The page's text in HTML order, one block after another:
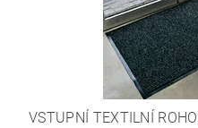
VSTUPNÍ TEXTILNÍ